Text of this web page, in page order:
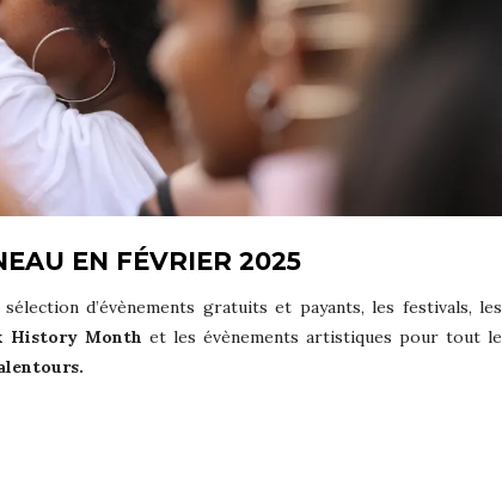
EN FÉVRIER 2025
sélection d’évènements gratuits et payants, les festivals, les
History Month et les évènements artistiques pour tout le